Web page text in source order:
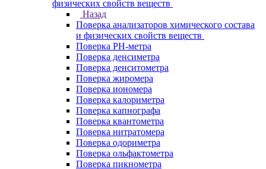
физических свойств веществ
Назад
Поверка анализаторов химического состава
и физических свойств веществ
Поверка PH-метра
Поверка денсиметра
Поверка денситометра
Поверка жиромера
Поверка иономера
Поверка калориметра
Поверка капнографа
Поверка квантометра
Поверка нитратомера
Поверка одориметра
Поверка ольфактометра
Поверка пикнометра